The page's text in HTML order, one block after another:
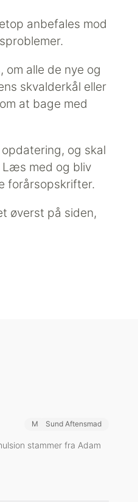
anbefales mod
alle de nye og
skvalderkål eller
at bage med
og skal
Læs med og bliv
forårsopskrifter.
øverst på siden,
Madforlivet Magasin
Sund Aftensmad
stammer fra Adam